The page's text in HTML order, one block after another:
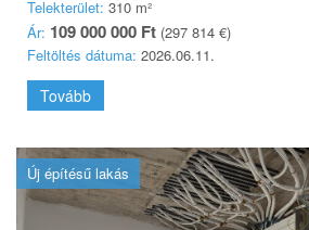
Telekterület: 310 m²
Ár: 109 000 000 Ft (297 814 €)
Feltöltés dátuma: 2026.06.11.
Tovább
Új építésű lakás